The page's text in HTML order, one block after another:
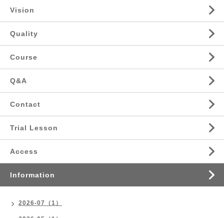
Vision
Quality
Course
Q&A
Contact
Trial Lesson
Access
Information
2026-07（1）